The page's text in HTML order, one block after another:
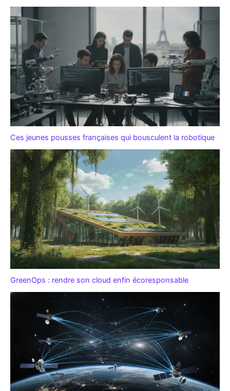
Ces jeunes pousses françaises qui bousculent la robotique
GreenOps : rendre son cloud enfin écoresponsable